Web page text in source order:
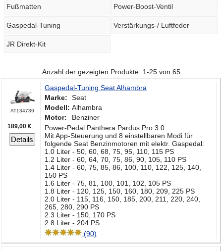
Fußmatten Power-Boost-Ventil
Gaspedal-Tuning Verstärkungs-/ Luftfeder
JR Direkt-Kit
Anzahl der gezeigten Produkte: 1-25 von 65
AT134739
189,00 €
Details
Gaspedal-Tuning Seat Alhambra
Marke:
Seat
Modell: Alhambra
Motor:
Benziner
Power-Pedal Panthera Pardus Pro 3.0
Mit App-Steuerung und 8 einstellbaren Modi für
folgende Seat Benzinmotoren mit elektr. Gaspedal:
1.0 Liter - 50, 60, 68, 75, 95, 110, 115 PS
1.2 Liter - 60, 64, 70, 75, 86, 90, 105, 110 PS
1.4 Liter - 60, 75, 85, 86, 100, 110, 122, 125, 140,
150 PS
1.6 Liter - 75, 81, 100, 101, 102, 105 PS
1.8 Liter - 120, 125, 150, 160, 180, 209, 225 PS
2.0 Liter - 115, 116, 150, 185, 200, 211, 220, 240,
265, 280, 290 PS
2.3 Liter - 150, 170 PS
2.8 Liter - 204 PS
(90)